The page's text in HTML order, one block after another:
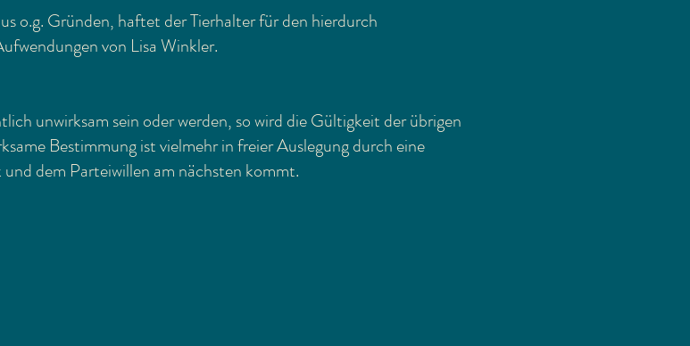
o.g. Gründen, haftet der Tierhalter für den hierdurch
von Lisa Winkler.
unwirksam sein oder werden, so wird die Gültigkeit der übrigen
Bestimmung ist vielmehr in freier Auslegung durch eine
dem Parteiwillen am nächsten kommt.